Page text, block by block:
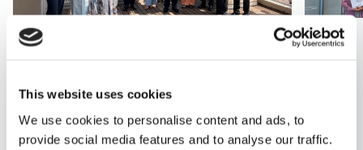
This website uses cookies
We use cookies to personalise content and ads, to
provide social media features and to analyse our traffic.